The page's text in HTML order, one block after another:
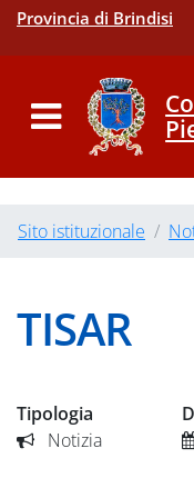
Provincia di Brindisi
Sito istituzionale
TISAR
Tipologia
Notizia